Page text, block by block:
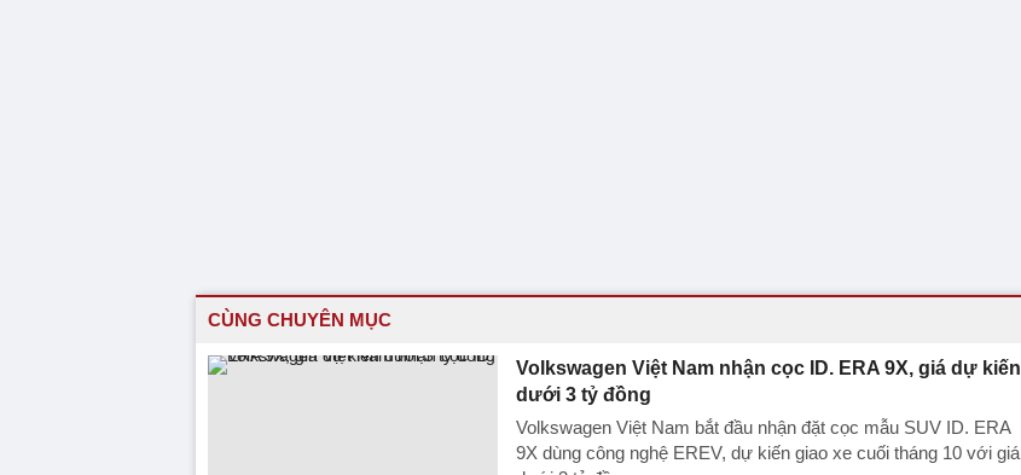
CÙNG CHUYÊN MỤC
Volkswagen Việt Nam nhận cọc ID. ERA 9X, giá dự kiến
dưới 3 tỷ đồng
Volkswagen Việt Nam bắt đầu nhận đặt cọc mẫu SUV ID. ERA
9X dùng công nghệ EREV, dự kiến giao xe cuối tháng 10 với giá